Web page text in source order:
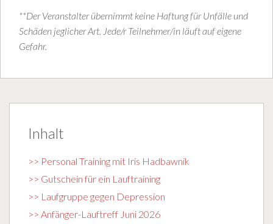
**Der Veranstalter übernimmt keine Haftung für Unfälle und
Schäden jeglicher Art. Jede/r Teilnehmer/in läuft auf eigene
Gefahr.
Inhalt
>> Personal Training mit Iris Hadbawnik
>> Gutschein für ein Lauftraining
>> Laufgruppe gegen Depression
>> Anfänger-Lauftreff Juni 2026